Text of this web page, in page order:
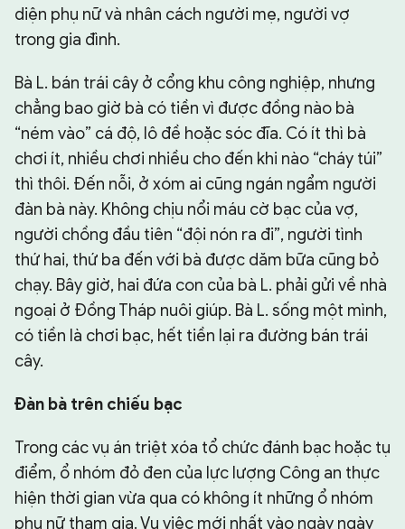
diện phụ nữ và nhân cách người mẹ, người vợ
trong gia đình.
Bà L. bán trái cây ở cổng khu công nghiệp, nhưng
chẳng bao giờ bà có tiền vì được đồng nào bà
“ném vào” cá độ, lô đề hoặc sóc đĩa. Có ít thì bà
chơi ít, nhiều chơi nhiều cho đến khi nào “cháy túi”
thì thôi. Đến nỗi, ở xóm ai cũng ngán ngẩm người
đàn bà này. Không chịu nổi máu cờ bạc của vợ,
người chồng đầu tiên “đội nón ra đi”, người tình
thứ hai, thứ ba đến với bà được dăm bữa cũng bỏ
chạy. Bây giờ, hai đứa con của bà L. phải gửi về nhà
ngoại ở Đồng Tháp nuôi giúp. Bà L. sống một mình,
có tiền là chơi bạc, hết tiền lại ra đường bán trái
cây.
Đàn bà trên chiếu bạc
Trong các vụ án triệt xóa tổ chức đánh bạc hoặc tụ
điểm, ổ nhóm đỏ đen của lực lượng Công an thực
hiện thời gian vừa qua có không ít những ổ nhóm
phụ nữ tham gia. Vụ việc mới nhất vào ngày ngày